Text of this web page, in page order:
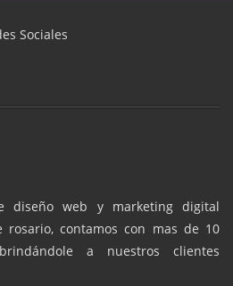
Sociales
diseño web y marketing digital
contamos con mas de 10
a nuestros clientes